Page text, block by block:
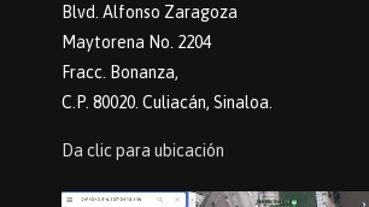
Blvd. Alfonso Zaragoza
Maytorena No. 2204
Fracc. Bonanza,
C.P. 80020. Culiacán, Sinaloa.
Da clic para ubicación